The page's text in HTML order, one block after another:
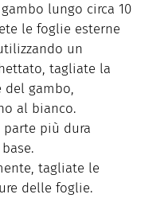
lungo circa 10
le foglie esterne
un
tagliate la
del gambo,
al bianco.
più dura
tagliate le
delle foglie.